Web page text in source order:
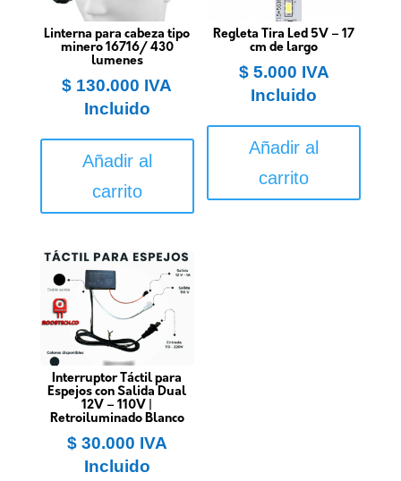
Linterna para cabeza tipo
minero 16716/ 430
lumenes
$ 130.000 IVA
Incluido
Añadir al
carrito
Regleta Tira Led 5V – 17
cm de largo
$5.000 IVA
Incluido
Añadir al
carrito
Interruptor Táctil para
Espejos con Salida Dual
12V – 110V |
Retroiluminado Blanco
$30.000 IVA
Incluido